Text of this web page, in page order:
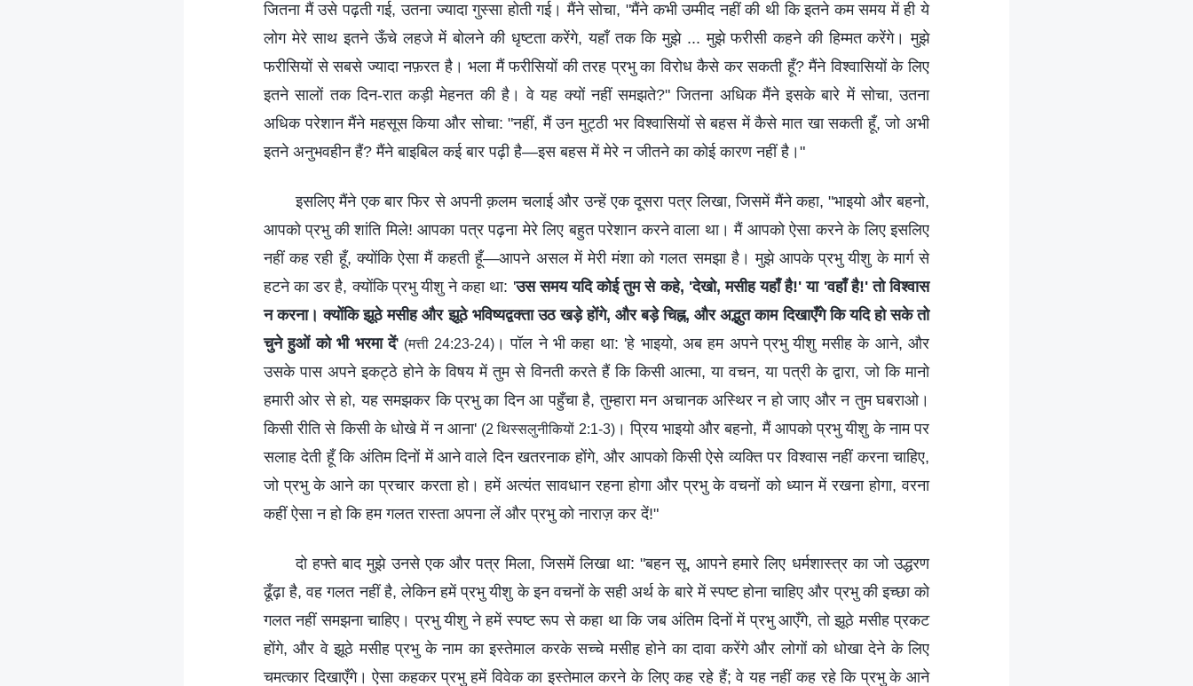
जितना मैं उसे पढ़ती गई, उतना ज्यादा गुस्सा होती गई। मैंने सोचा, "मैंने कभी उम्मीद नहीं की थी कि इतने कम समय में ही ये
लोग मेरे साथ इतने ऊँचे लहजे में बोलने की धृष्टता करेंगे, यहाँ तक कि मुझे ... मुझे फरीसी कहने की हिम्मत करेंगे। मुझे
फरीसियों से सबसे ज्यादा नफ़रत है। भला मैं फरीसियों की तरह प्रभु का विरोध कैसे कर सकती हूँ? मैंने विश्वासियों के लिए
इतने सालों तक दिन-रात कड़ी मेहनत की है। वे यह क्यों नहीं समझते?" जितना अधिक मैंने इसके बारे में सोचा, उतना
अधिक परेशान मैंने महसूस किया और सोचा: "नहीं, मैं उन मुट्ठी भर विश्वासियों से बहस में कैसे मात खा सकती हूँ, जो अभी
इतने अनुभवहीन हैं? मैंने बाइबिल कई बार पढ़ी है—इस बहस में मेरे न जीतने का कोई कारण नहीं है।"
इसलिए मैंने एक बार फिर से अपनी क़लम चलाई और उन्हें एक दूसरा पत्र लिखा, जिसमें मैंने कहा, "भाइयो और बहनो,
आपको प्रभु की शांति मिले! आपका पत्र पढ़ना मेरे लिए बहुत परेशान करने वाला था। मैं आपको ऐसा करने के लिए इसलिए
नहीं कह रही हूँ, क्योंकि ऐसा मैं कहती हूँ—आपने असल में मेरी मंशा को गलत समझा है। मुझे आपके प्रभु यीशु के मार्ग से
हटने का डर है, क्योंकि प्रभु यीशु ने कहा था: 'उस समय यदि कोई तुम से कहे, 'देखो, मसीह यहाँ है!' या 'वहाँ है!' तो विश्‍वास
न करना। क्योंकि झूठे मसीह और झूठे भविष्यद्वक्‍ता उठ खड़े होंगे, और बड़े चिह्न, और अद्भुत काम दिखाएँगे कि यदि हो सके तो
चुने हुओं को भी भरमा दें' (मत्ती 24:23-24)। पॉल ने भी कहा था: 'हे भाइयो, अब हम अपने प्रभु यीशु मसीह के आने, और
उसके पास अपने इकट्ठे होने के विषय में तुम से विनती करते हैं कि किसी आत्मा, या वचन, या पत्री के द्वारा, जो कि मानो
हमारी ओर से हो, यह समझकर कि प्रभु का दिन आ पहुँचा है, तुम्हारा मन अचानक अस्थिर न हो जाए और न तुम घबराओ।
किसी रीति से किसी के धोखे में न आना' (2 थिस्सलुनीकियों 2:1-3)। प्रिय भाइयो और बहनो, मैं आपको प्रभु यीशु के नाम पर
सलाह देती हूँ कि अंतिम दिनों में आने वाले दिन खतरनाक होंगे, और आपको किसी ऐसे व्यक्ति पर विश्वास नहीं करना चाहिए,
जो प्रभु के आने का प्रचार करता हो। हमें अत्यंत सावधान रहना होगा और प्रभु के वचनों को ध्यान में रखना होगा, वरना
कहीं ऐसा न हो कि हम गलत रास्ता अपना लें और प्रभु को नाराज़ कर दें!"
दो हफ्ते बाद मुझे उनसे एक और पत्र मिला, जिसमें लिखा था: "बहन सू, आपने हमारे लिए धर्मशास्त्र का जो उद्धरण
ढूँढ़ा है, वह गलत नहीं है, लेकिन हमें प्रभु यीशु के इन वचनों के सही अर्थ के बारे में स्पष्ट होना चाहिए और प्रभु की इच्छा को
गलत नहीं समझना चाहिए। प्रभु यीशु ने हमें स्पष्ट रूप से कहा था कि जब अंतिम दिनों में प्रभु आएँगे, तो झूठे मसीह प्रकट
होंगे, और वे झूठे मसीह प्रभु के नाम का इस्तेमाल करके सच्चे मसीह होने का दावा करेंगे और लोगों को धोखा देने के लिए
चमत्कार दिखाएँगे। ऐसा कहकर प्रभु हमें विवेक का इस्तेमाल करने के लिए कह रहे हैं; वे यह नहीं कह रहे कि प्रभु के आने